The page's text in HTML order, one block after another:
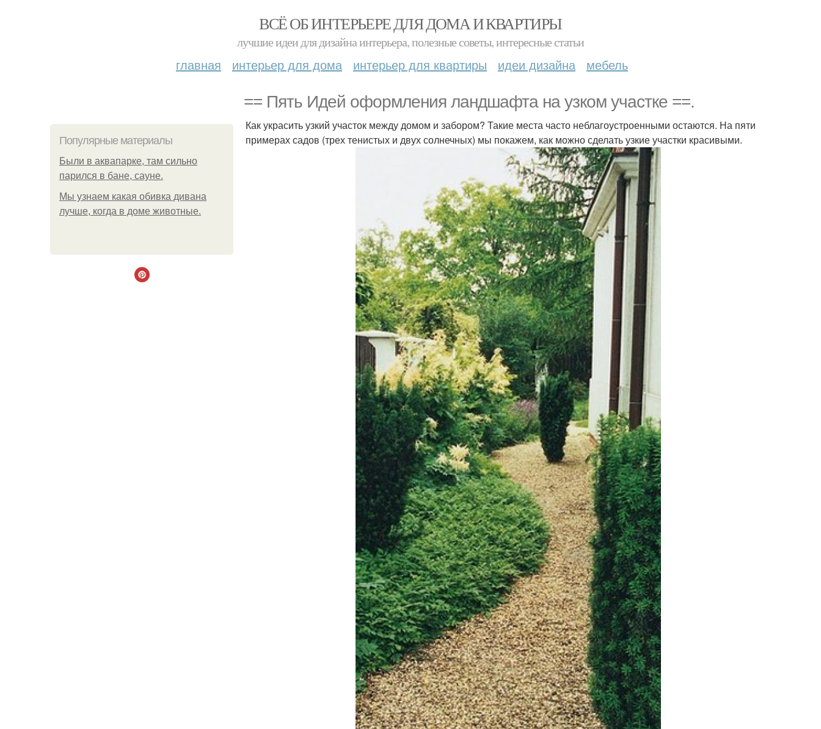
ВСЁ ОБ ИНТЕРЬЕРЕ ДЛЯ ДОМА И КВАРТИРЫ
лучшие идеи для дизайна интерьера, полезные советы, интересные статьи
главная интерьер для дома интерьер для квартиры идеи дизайна мебель
== Пять Идей оформления ландшафта на узком участке ==.
Популярные материалы
Были в аквапарке, там сильно
парился в бане, сауне.
Мы узнаем какая обивка дивана
лучше, когда в доме животные.
Как украсить узкий участок между домом и забором? Такие места часто неблагоустроенными остаются. На пяти
примерах садов (трех тенистых и двух солнечных) мы покажем, как можно сделать узкие участки красивыми.